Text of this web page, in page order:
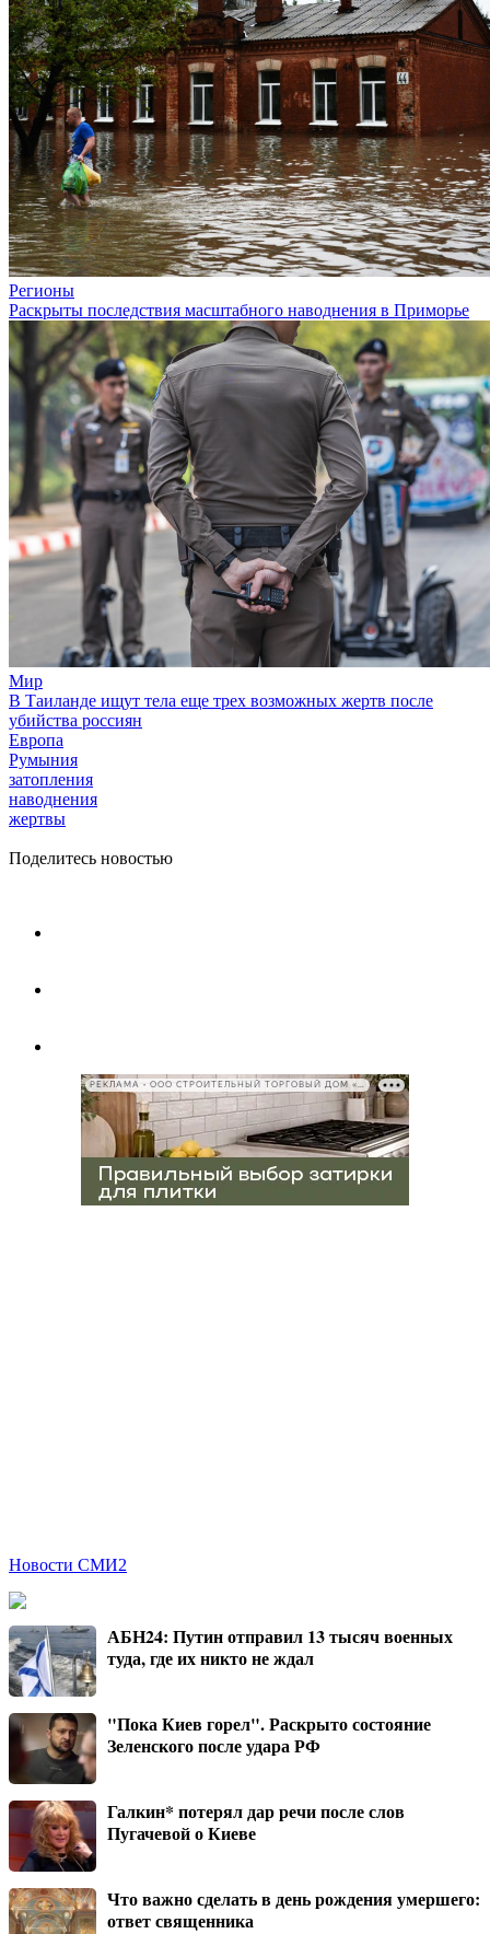
Регионы
Раскрыты последствия масштабного наводнения в Приморье
Мир
В Таиланде ищут тела еще трех возможных жертв после
убийства россиян
Европа
Румыния
затопления
наводнения
жертвы
Поделитесь новостью
РЕКЛАМА • ООО СТРОИТЕЛЬНЫЙ ТОРГОВЫЙ ДОМ «ПЕТРОВИЧ», ИНН 7802348846
Новости СМИ2
АБН24: Путин отправил 13 тысяч военных
туда, где их никто не ждал
"Пока Киев горел". Раскрыто состояние
Зеленского после удара РФ
Галкин* потерял дар речи после слов
Пугачевой о Киеве
Что важно сделать в день рождения умершего:
ответ священника